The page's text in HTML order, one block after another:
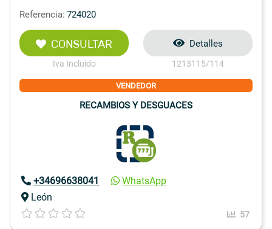
Referencia: 724020
CONSULTAR
Iva Incluido
Detalles
1213115/114
VENDEDOR
RECAMBIOS Y DESGUACES
+34696638041
WhatsApp
León
57